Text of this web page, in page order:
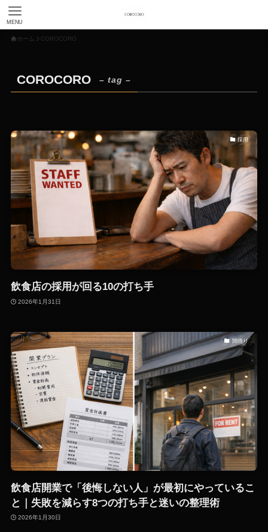
MENU
ホーム COROCORO
COROCORO – tag –
採用
飲食店の採用が回る10の打ち手
2026年1月31日
間借り
飲食店開業で「後悔しない人」が最初にやっているこ
と｜失敗を減らす8つの打ち手と迷いの整理術
2026年1月30日